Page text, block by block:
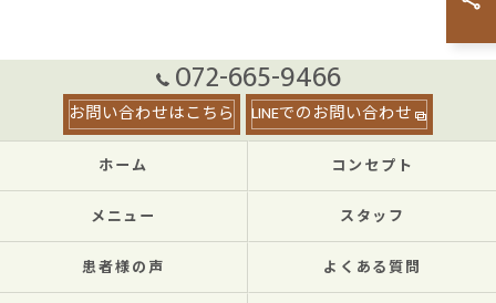
072-665-9466
お問い合わせはこちら LINEでのお問い合わせ
ホーム コンセプト
メニュー スタッフ
患者様の声 よくある質問